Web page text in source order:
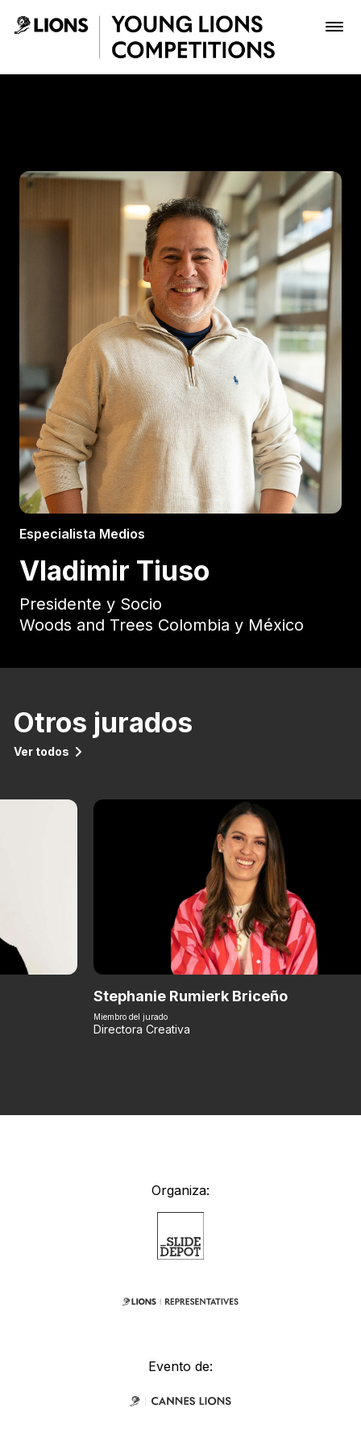
Saltar al contenido principal
Inscribir
Boletería
Especialista Medios
Vladimir Tiuso
Presidente y Socio
Woods and Trees Colombia y México
Otros jurados
Ver todos
Stephanie Rumierk Briceño
Miembro del jurado
Directora Creativa
Organiza:
Evento de: